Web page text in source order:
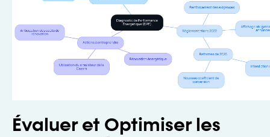
Évaluer et Optimiser les